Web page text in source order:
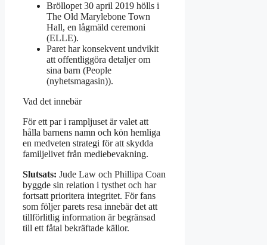
Bröllopet 30 april 2019 hölls i
The Old Marylebone Town
Hall, en lågmäld ceremoni
(ELLE).
Paret har konsekvent undvikit
att offentliggöra detaljer om
sina barn (People
(nyhetsmagasin)).
Vad det innebär
För ett par i rampljuset är valet att
hålla barnens namn och kön hemliga
en medveten strategi för att skydda
familjelivet från mediebevakning.
Slutsats: Jude Law och Phillipa Coan
byggde sin relation i tysthet och har
fortsatt prioritera integritet. För fans
som följer parets resa innebär det att
tillförlitlig information är begränsad
till ett fåtal bekräftade källor.